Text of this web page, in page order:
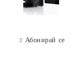
Абонирай се